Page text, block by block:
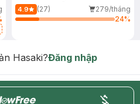
4.9 (27)
279/tháng
24%
Hasaki?Đăng nhập